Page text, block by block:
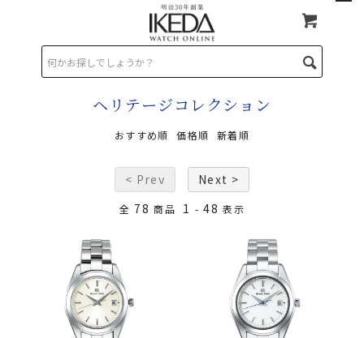
Grand Seiko グランドセイコー
ヘリテージコレクション
おすすめ順 価格順 新着順
< Prev Next >
全 78 商品 1 - 48 表示